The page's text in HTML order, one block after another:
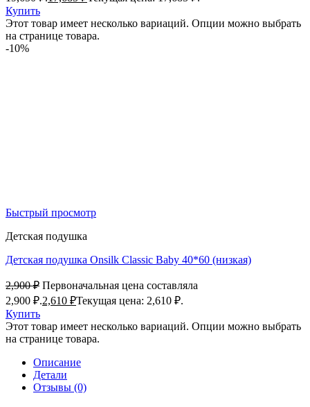
Купить
Этот товар имеет несколько вариаций. Опции можно выбрать
на странице товара.
-10%
Быстрый просмотр
Детская подушка
Детская подушка Onsilk Classic Baby 40*60 (низкая)
2,900₽ Первоначальная цена составляла
2,900 ₽.2,610 ₽Текущая цена: 2,610 ₽.
Купить
Этот товар имеет несколько вариаций. Опции можно выбрать
на странице товара.
Описание
Детали
Отзывы (0)